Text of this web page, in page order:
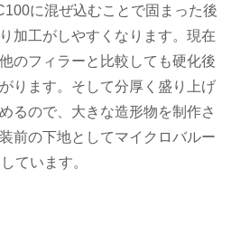
に混ぜ込むことで固まった後
加工がしやすくなります。現在
のフィラーと比較しても硬化後
ります。そして分厚く盛り上げ
るので、大きな造形物を制作さ
前の下地としてマイクロバルー
ています。